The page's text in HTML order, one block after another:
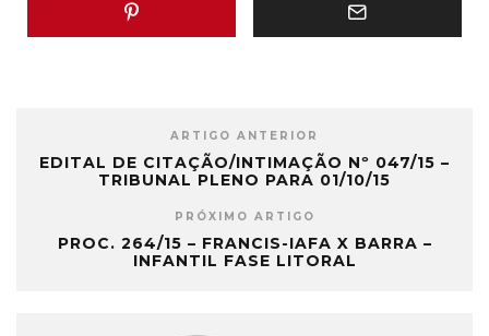
ARTIGO ANTERIOR
EDITAL DE CITAÇÃO/INTIMAÇÃO Nº 047/15 –
TRIBUNAL PLENO PARA 01/10/15
PRÓXIMO ARTIGO
PROC. 264/15 – FRANCIS-IAFA X BARRA –
INFANTIL FASE LITORAL